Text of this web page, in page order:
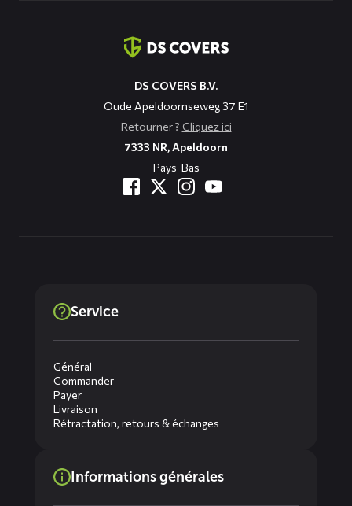
DS COVERS B.V.
Oude Apeldoornseweg 37 E1
Retourner ? Cliquez ici
7333 NR, Apeldoorn
Pays-Bas
Service
Général
Commander
Payer
Livraison
Rétractation, retours & échanges
Informations générales